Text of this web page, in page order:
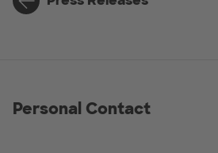
Personal Contact